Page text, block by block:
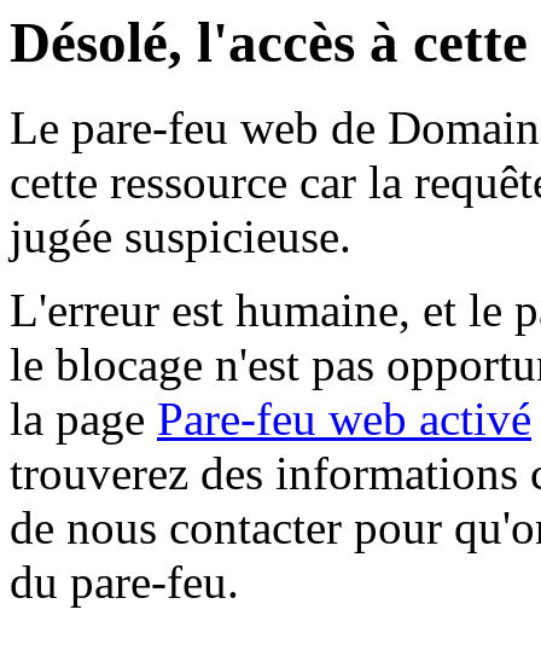
Désolé, l'accès à
Le pare-feu web de
cette ressource car la
jugée suspicieuse.
L'erreur est humaine, et le
le blocage n'est pas
la page Pare-feu web activé
trouverez des informations
de nous contacter pour
du pare-feu.